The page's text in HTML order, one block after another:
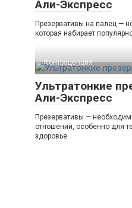
Али-Экспресс
Презервативы на палец —
которая набирает
Контрацепция
Ультратонкие
Али-Экспресс
Презервативы —
отношений, особенно для
здоровье.